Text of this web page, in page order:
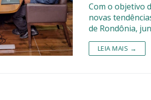
SINDICATOS
IPAGRO
SISTEMAS
Com o objetivo
novas
de Rondônia,
LEIA MAIS →